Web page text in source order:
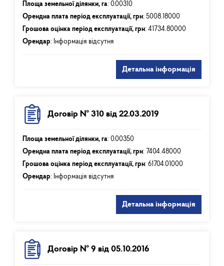
Площа земельної ділянки, га: 0.00310
Орендна плата період експлуатації, грн: 5008.18000
Грошова оцінка період експлуатації, грн: 41734.80000
Орендар: Інформація відсутня
Детальна інформація
Договір № 310 від 22.03.2019
Площа земельної ділянки, га: 0.00350
Орендна плата період експлуатації, грн: 7404.48000
Грошова оцінка період експлуатації, грн: 61704.01000
Орендар: Інформація відсутня
Детальна інформація
Договір № 9 від 05.10.2016